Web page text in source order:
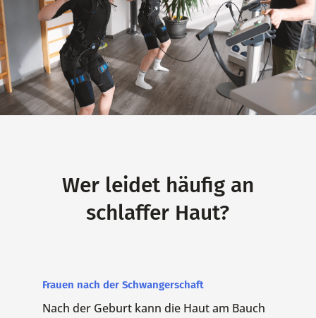
Wer leidet häufig an
schlaffer Haut?
Frauen nach der Schwangerschaft
Nach der Geburt kann die Haut am Bauch